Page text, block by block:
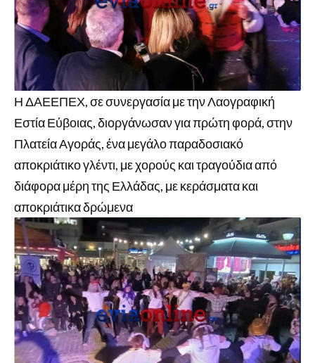
Η ΔΑΕΕΠΕΧ, σε συνεργασία με την Λαογραφική
Εστία Εύβοιας, διοργάνωσαν για πρώτη φορά, στην
Πλατεία Αγοράς, ένα μεγάλο παραδοσιακό
αποκριάτικο γλέντι, με χορούς και τραγούδια από
διάφορα μέρη της Ελλάδας, με κεράσματα και
αποκριάτικα δρώμενα